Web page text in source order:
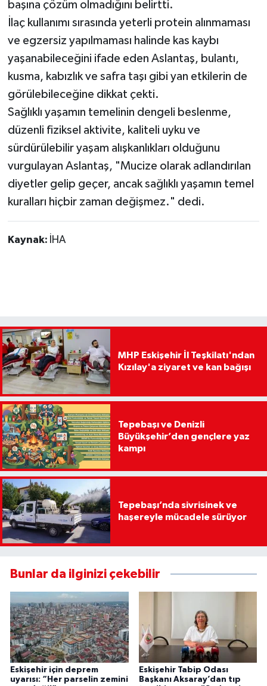
başına çözüm olmadığını belirtti.
İlaç kullanımı sırasında yeterli protein alınmaması
ve egzersiz yapılmaması halinde kas kaybı
yaşanabileceğini ifade eden Aslantaş, bulantı,
kusma, kabızlık ve safra taşı gibi yan etkilerin de
görülebileceğine dikkat çekti.
Sağlıklı yaşamın temelinin dengeli beslenme,
düzenli fiziksel aktivite, kaliteli uyku ve
sürdürülebilir yaşam alışkanlıkları olduğunu
vurgulayan Aslantaş, "Mucize olarak adlandırılan
diyetler gelip geçer, ancak sağlıklı yaşamın temel
kuralları hiçbir zaman değişmez." dedi.
Kaynak: İHA
MHP Eskişehir İl Teşkilatı'ndan
Kızılay'a ziyaret ve kan bağışı
Tepebaşı ve Denizli
Büyükşehir’den gençlere yaz
kampı
Tepebaşı’nda sivrisinek ve
haşereyle mücadele sürüyor
Bunlar da ilginizi çekebilir
Eskişehir için deprem
uyarısı: “Her parselin zemini
Eskişehir Tabip Odası
Başkanı Aksaray’dan tıp